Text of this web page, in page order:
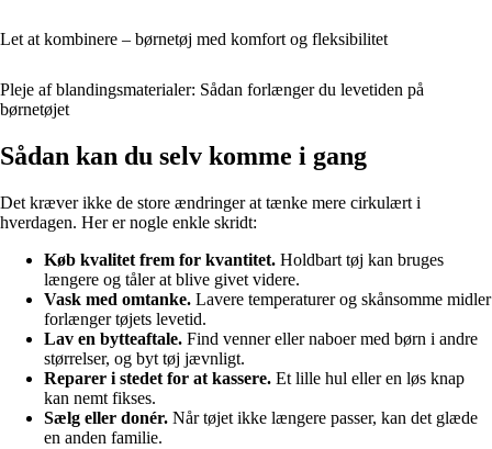
Let at kombinere – børnetøj med komfort og fleksibilitet
Pleje af blandingsmaterialer: Sådan forlænger du levetiden på
børnetøjet
Sådan kan du selv komme i gang
Det kræver ikke de store ændringer at tænke mere cirkulært i
hverdagen. Her er nogle enkle skridt:
Køb kvalitet frem for kvantitet. Holdbart tøj kan bruges
længere og tåler at blive givet videre.
Vask med omtanke. Lavere temperaturer og skånsomme midler
forlænger tøjets levetid.
Lav en bytteaftale. Find venner eller naboer med børn i andre
størrelser, og byt tøj jævnligt.
Reparer i stedet for at kassere. Et lille hul eller en løs knap
kan nemt fikses.
Sælg eller donér. Når tøjet ikke længere passer, kan det glæde
en anden familie.